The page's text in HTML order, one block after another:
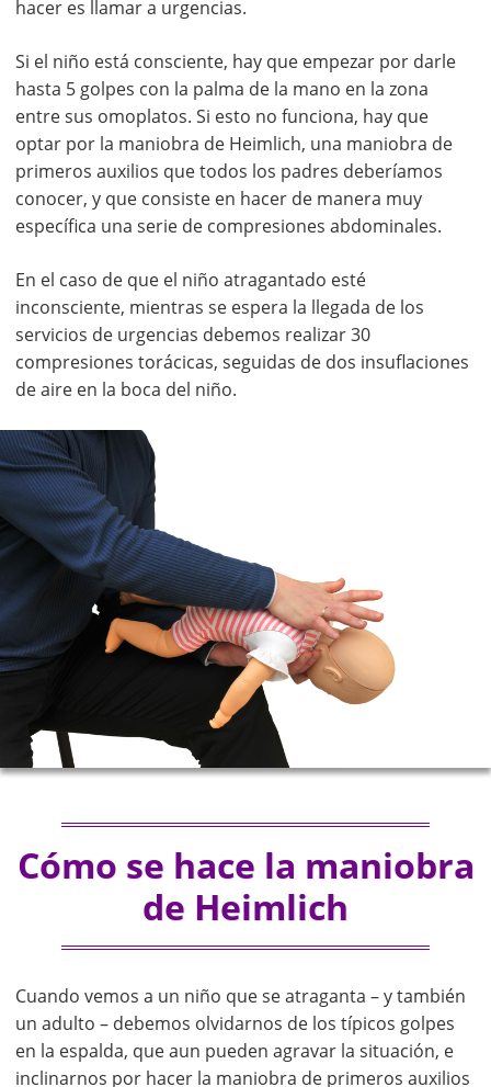
hacer es llamar a urgencias.
Si el niño está consciente, hay que empezar por darle
hasta 5 golpes con la palma de la mano en la zona
entre sus omoplatos. Si esto no funciona, hay que
optar por la maniobra de Heimlich, una maniobra de
primeros auxilios que todos los padres deberíamos
conocer, y que consiste en hacer de manera muy
específica una serie de compresiones abdominales.
En el caso de que el niño atragantado esté
inconsciente, mientras se espera la llegada de los
servicios de urgencias debemos realizar 30
compresiones torácicas, seguidas de dos insuflaciones
de aire en la boca del niño.
Cómo se hace la maniobra
de Heimlich
Cuando vemos a un niño que se atraganta – y también
un adulto – debemos olvidarnos de los típicos golpes
en la espalda, que aun pueden agravar la situación, e
inclinarnos por hacer la maniobra de primeros auxilios